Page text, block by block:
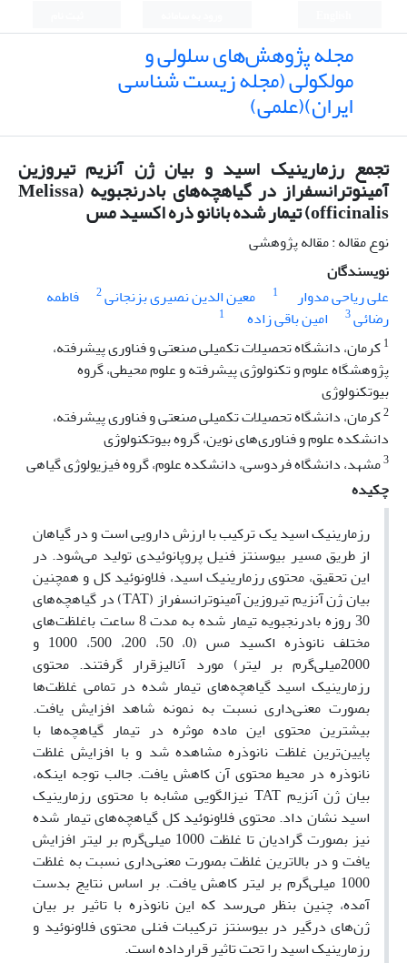
مجله پژوهش‌های سلولی و
مولکولی (مجله زیست شناسی
ایران)(علمی)
تجمع رزمارینیک اسید و بیان ژن آنزیم تیروزین
آمینوترانسفراز در گیاهچه‌های بادرنجبویه (Melissa
officinalis) تیمار شده بانانو ذره اکسید مس
نوع مقاله : مقاله پژوهشی
نویسندگان
علی ریاحی مدوار
1 معین الدین نصیری بزنجانی2
فاطمه
رضائی3 امین باقی زاده
1
1کرمان، دانشگاه تحصیلات تکمیلی صنعتی و فناوری پیشرفته،
پژوهشگاه علوم و تکنولوژی پیشرفته و علوم محیطی، گروه
بیوتکنولوژی
2کرمان، دانشگاه تحصیلات تکمیلی صنعتی و فناوری پیشرفته،
دانشکده علوم و فناوری‌های نوین، گروه بیوتکنولوژی
3مشهد، دانشگاه فردوسی، دانشکده علوم، گروه فیزیولوژی گیاهی
چکیده
رزمارینیک اسید یک ترکیب با ارزش دارویی است و در گیاهان
از طریق مسیر بیوسنتز فنیل پروپانوئیدی تولید می‌شود. در
این تحقیق، محتوی رزمارینیک اسید، فلاونوئید کل و همچنین
بیان ژن آنزیم تیروزین آمینوترانسفراز (TAT) در گیاهچه‌های
30 روزه بادرنجبویه تیمار شده به مدت 8 ساعت باغلظت‌های
مختلف نانوذره اکسید مس (0، 50، 200، 500، 1000 و
2000میلی‌گرم بر لیتر) مورد آنالیزقرار گرفتند. محتوی
رزمارینیک اسید گیاهچه‌های تیمار شده در تمامی غلظت‌ها
بصورت معنی‌داری نسبت به نمونه شاهد افزایش یافت.
بیشترین محتوی این ماده موثره در تیمار گیاهچه‌ها با
پایین‌ترین غلظت نانوذره مشاهده شد و با افزایش غلظت
نانوذره در محیط محتوی آن کاهش یافت. جالب توجه اینکه،
بیان ژن آنزیم TAT نیزالگویی مشابه با محتوی رزمارینیک
اسید نشان داد. محتوی فلاونوئید کل گیاهچه‌های تیمار شده
نیز بصورت گرادیان تا غلظت 1000 میلی‌گرم بر لیتر افزایش
یافت و در بالاترین غلظت بصورت معنی‌داری نسبت به غلظت
1000 میلی‌گرم بر لیتر کاهش یافت. بر اساس نتایج بدست
آمده، چنین بنظر می‌رسد که این نانوذره با تاثیر بر بیان
ژن‌های درگیر در بیوسنتز ترکیبات فنلی محتوی فلاونوئید و
رزمارینیک اسید را تحت تاثیر قرارداده است.